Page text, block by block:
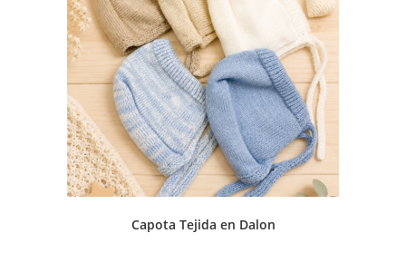
Capota Tejida en Dalon